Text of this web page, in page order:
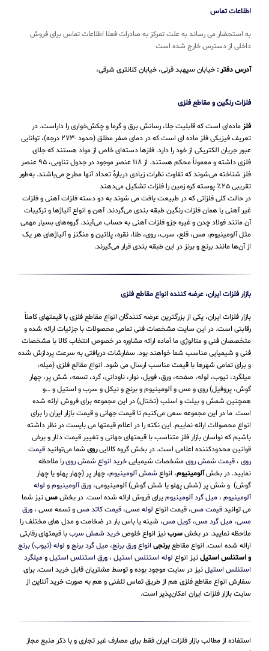
اطلاعات تماس
به استحضار می رساند به علت تمرکز به صادرات فعلا اطلاعات تماس برای فروش
داخلی از دسترس خارج شده است
آدرس دفتر : خیابان سپهبد قرنی، خیابان کلانتری شرقی،
فلزات رنگین و مقاطع فلزی
فلز ماده‌ای است که قابلیت جلا، رسانش برق و گرما و چکش‌خواری را داراست. در
تعریف فیزیکی فلز ماده ای است که در دمای صفر مطلق (حدود -۲۷۳ درجه)، توانایی
عبور جریان الکتریکی از خود را دارد. فلزها دسته‌ای خاص از مواد هستند که جلای
فلزی داشته و معمولاً محکم هستند. از ۱۱۸ عنصر موجود در جدول تناوبی، ۹۵ عنصر
فلز شناخته می‌شوند که تفاوت نظرات زیادی دربارهٔ تعداد آنها مطرح می‌باشند. به‌طور
تقریبی ۲۵٪ پوسته کره زمین را فلزات تشکیل می‌دهند
در حالت کلی فلزاتی که در طبیعت یافت می شوند به دو دسته فلزات آهنی و فلزات
غیر آهنی یا همان فلزات رنگین طبقه بندی می‌گردند. آهن و انواع آلیاژها و ترکیبات
آن مانند فولاد چدن و غیره جزو فلزات آهنی به حساب می‌‌آیند. گروه‌های بسیار مهمی
مثل آلومینیوم، مس، قلع، سرب، روی، طلا، نقره، پلاتین و منگنز و آلیاژهای هر یک
از آن‌ها مانند برنج و برنز در این طبقه‌ بندی قرار می‌‌گیرند.
بازار فلزات ایران، عرضه کننده انواع مقاطع فلزی
بازار فلزات ایران، یکی از بزرگترین عرضه کنندگان انواع مقاطع فلزی با قیمتهای کاملاً
رقابتی است. در این سایت مشخصات فنی تمامی محصولات با جزئیات ارائه شده و
متخصصان فنی و متالوژی ما آماده ارائه مشاوره در خصوص انتخاب کالا با مشخصات
فنی و شیمیایی مناسب شما خواهند بود. سفارشات دریافتی به سرعت پردازش شده
و برای تمامی شهرها با قیمت مناسب ارسال می شود. انواع مقالع فلزی (میله،
میلگرد، تیوب، لوله، صفحه، ورق، فویل، نوار، ناودانی، گرد، تسمه، شش پر، چهار
گوش، پروفیل) روی و مس و آلومینیوم و برنج و نیکل و سرب و استیل و …و
همچنین شمش و بیلت و اسلب (تختال) در این مجموعه برای فروش ارائه شده
است. ما در این مجموعه سعی می‌کنیم تا قیمت جهانی و قیمت بازار ایران را برای
انواع محصولات ارائه نماییم. این نکته را در اعلام قیمتها می بایست در نظر داشته
باشیم که نواسان بازار فلز متناسب با قیمتهای جهانی و تغییر قیمت دلار و برخی
قوانین محدودکننده اعلامی است. در بخش گروه کالاییروی شما می‌توانیدقیمت
روی ، قیمت شمش رویمشخصات شیمیاییخرید انواع شمش رویرا ملاحظه
نمایید. در بخشآلومینیوم، انواع شمش آلومینیوم، چهار پر (چهار پهلو یا چهار
گوش) و شش پر (شش پهلو یا شش گوش) آلومینیومی، ورق آلومینیومو لوله
آلومینیوم ، میل گرد آلومینیومیرای فروش ارائه شده است. در بخشمسنیز شما
می توانیدقیمت مس، قیمت انواع لوله مسی، قیمت کاتد مسو تسمه مسی ، ورق
مسی، میل گرد مس، کویل مس، شینه یا باس بار در ضخامت و مدل های مختلف را
ملاحظه نمایید. در بخشسربنیز انواع خلوصخرید شمش سرببا قیمتهای رقابتی
ارائه شده است. انواع مقاطعبرنجی انواع ورق برنج، میل گرد برنجو لوله (تیوب) برنج
و استنلس استیلنیز انواع لوله استنلس استیل ، ورق استنلس استیلومیلگرد
استنلس استیلنیز در سایت موجود بوده و توسط مشتریان قابل خرید است. برای
سفارش انواع مقاطع فلزی هم از طریق تماس تلفنی و هم به صورت خرید آنلاین از
سایت بازار فلزات ایران امکان‌پذیر است.
استفاده از مطالب بازار فلزات ایران فقط برای مصارف غیر تجاری و با ذکر منبع مجاز